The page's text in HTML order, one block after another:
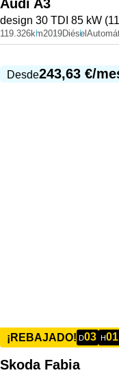
Audi A3
design 30 TDI 85 kW
119.326km2019Diésel
Desde243,63 €/
¡REBAJADO! D03 H01
Skoda Fabia